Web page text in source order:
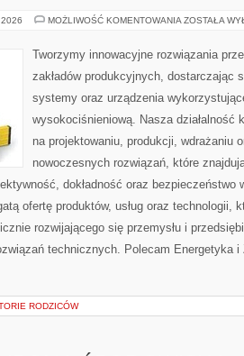
MOŻLIWOŚĆ KOMENTOWANIA ZOSTAŁA
Tworzymy innowacyjne rozwiązania
zakładów produkcyjnych, dostarczając
systemy oraz urządzenia
wysokociśnieniową. Nasza działalność
na projektowaniu, produkcji, wdrażaniu
nowoczesnych rozwiązań, które
dokładność oraz bezpieczeństwo
ofertę produktów, usług oraz technologii,
rozwijającego się przemysłu i
technicznych. Polecam Energetyka i
RODZICÓW